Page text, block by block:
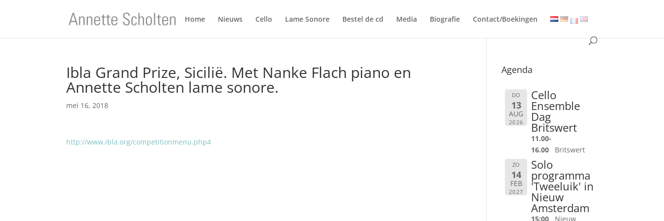
Home Nieuws Cello Lame Sonore Bestel de cd Media Biografie Contact/Boekingen
Ibla Grand Prize, Sicilië. Met Nanke Flach piano en
Annette Scholten lame sonore.
mei 16, 2018
http://www.ibla.org/competitionmenu.php4
Agenda
DO
13
AUG
2026
Cello
Ensemble
Dag
Britswert
11.00-
16.00
Britswert
ZO
14
FEB
2027
Solo
programma
'Tweeluik' in
Nieuw
Amsterdam
15:00
Nieuw